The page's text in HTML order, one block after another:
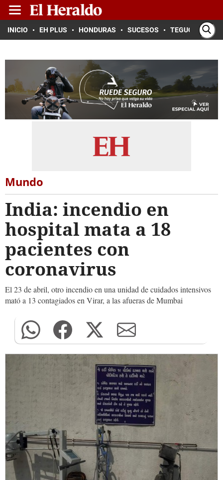
INICIO EH PLUS HONDURAS SUCESOS TEGUCIGALPA
Mundo
India: incendio en
hospital mata a 18
pacientes con
coronavirus
El 23 de abril, otro incendio en una unidad de cuidados intensivos
mató a 13 contagiados en Virar, a las afueras de Mumbai